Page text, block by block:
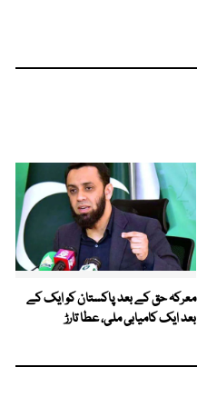
معرکہ حق کے بعد پاکستان کو ایک کے
بعد ایک کامیابی ملی، عطا تارڑ